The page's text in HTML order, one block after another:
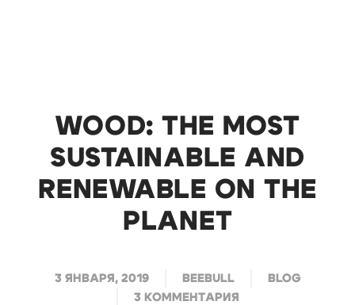
WOOD: THE MOST
SUSTAINABLE AND
RENEWABLE ON THE
PLANET
3 ЯНВАРЯ, 2019 BEEBULL
BLOG
3 КОММЕНТАРИЯ